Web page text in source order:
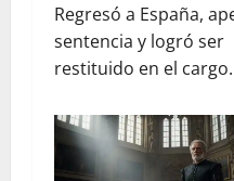
Regresó a España,
sentencia y logró ser
restituido en el cargo.